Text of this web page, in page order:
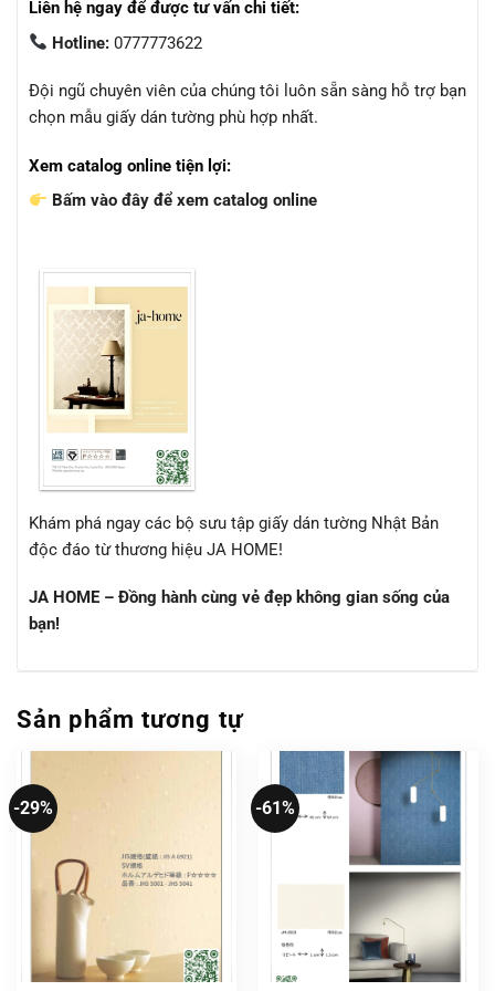
Liên hệ ngay để được tư vấn chi tiết:
Hotline: 0777773622
Đội ngũ chuyên viên của chúng tôi luôn sẵn sàng hỗ trợ bạn
chọn mẫu giấy dán tường phù hợp nhất.
Xem catalog online tiện lợi:
Bấm vào đây để xem catalog online
Khám phá ngay các bộ sưu tập giấy dán tường Nhật Bản
độc đáo từ thương hiệu JA HOME!
JA HOME – Đồng hành cùng vẻ đẹp không gian sống của
bạn!
Sản phẩm tương tự
-29% -61%